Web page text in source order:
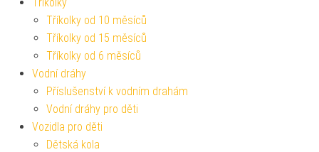
Tříkolky od 10 měsíců
Tříkolky od 15 měsíců
Tříkolky od 6 měsíců
Vodní dráhy
Příslušenství k vodním drahám
Vodní dráhy pro děti
Vozidla pro děti
Dětská kola